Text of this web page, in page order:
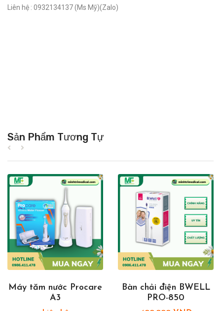
Liên hệ : 0932134137 (Ms Mỹ)(Zalo)
Sản Phẩm Tương Tự
Máy tăm nước Procare
A3
Bàn chải điện BWELL
PRO-850